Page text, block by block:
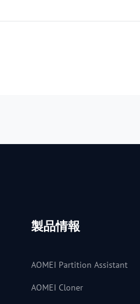
製品情報
AOMEI Partition Assistant
AOMEI Cloner